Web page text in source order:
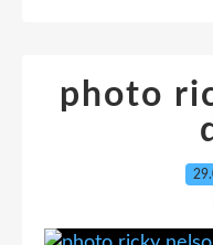
photo